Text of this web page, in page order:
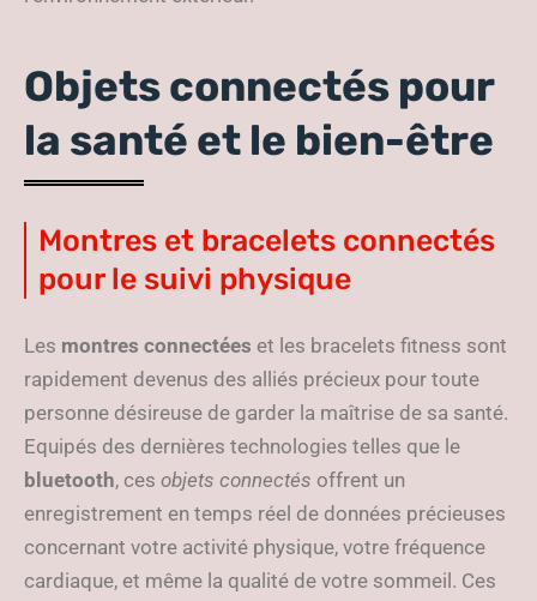
Objets connectés pour
la santé et le bien-être
Montres et bracelets connectés
pour le suivi physique
Les montres connectées et les bracelets fitness sont
rapidement devenus des alliés précieux pour toute
personne désireuse de garder la maîtrise de sa santé.
Equipés des dernières technologies telles que le
bluetooth, ces objets connectés offrent un
enregistrement en temps réel de données précieuses
concernant votre activité physique, votre fréquence
cardiaque, et même la qualité de votre sommeil. Ces